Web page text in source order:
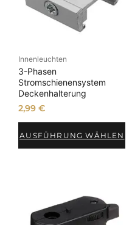
Innenleuchten
3-Phasen
Stromschienensystem
Deckenhalterung
2,99€
AUSFÜHRUNG WÄHLEN